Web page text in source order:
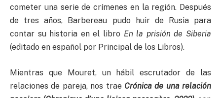
cometer una serie de crímenes en la región. Después
de tres años, Barbereau pudo huir de Rusia para
contar su historia en el libro En la prisión de Siberia
(editado en español por Principal de los Libros).
Mientras que Mouret, un hábil escrutador de las
relaciones de pareja, nos trae Crónica de una relación